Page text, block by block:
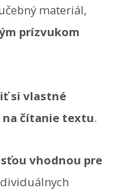
materiál,
prízvukom
si vlastné
na čítanie textu.
vhodnou pre